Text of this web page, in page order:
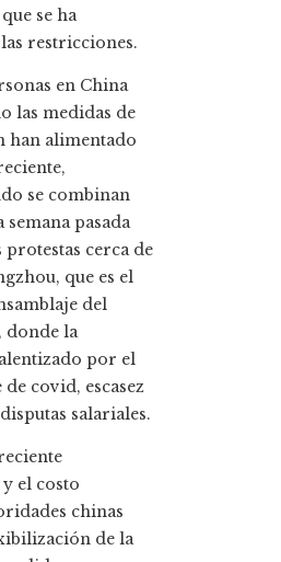
se ha
restricciones.
en China
las medidas de
han alimentado
se combinan
semana pasada
cerca de
que es el
del
donde la
por el
covid, escasez
salariales.
el costo
chinas
de la